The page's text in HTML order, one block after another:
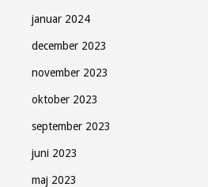
januar 2024
december 2023
november 2023
oktober 2023
september 2023
juni 2023
maj 2023